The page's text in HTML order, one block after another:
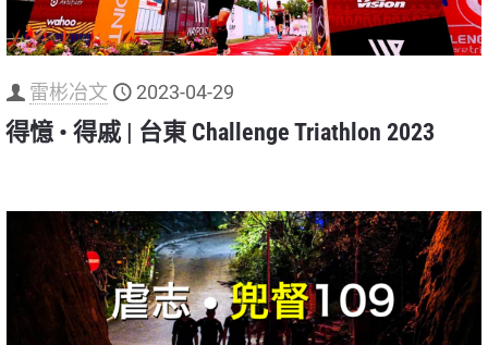
雷彬冶文 2023-04-29
得憶 • 得戚 | 台東 Challenge Triathlon 2023